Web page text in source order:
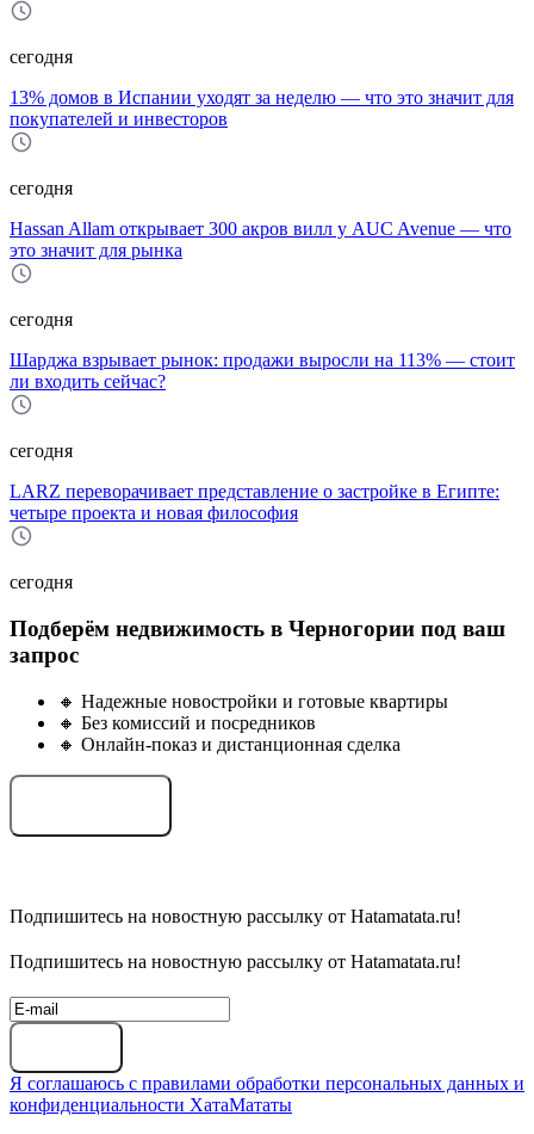
сегодня
13% домов в Испании уходят за неделю — что это значит для
покупателей и инвесторов
сегодня
Hassan Allam открывает 300 акров вилл у AUC Avenue — что
это значит для рынка
сегодня
Шарджа взрывает рынок: продажи выросли на 113% — стоит
ли входить сейчас?
сегодня
LARZ переворачивает представление о застройке в Египте:
четыре проекта и новая философия
сегодня
Подберём недвижимость в Черногории под ваш
запрос
🔸 Надежные новостройки и готовые квартиры
🔸 Без комиссий и посредников
🔸 Онлайн-показ и дистанционная сделка
Подпишитесь на новостную рассылку от Hatamatata.ru!
Подпишитесь на новостную рассылку от Hatamatata.ru!
Я соглашаюсь с правилами обработки персональных данных и
конфиденциальности ХатаМататы